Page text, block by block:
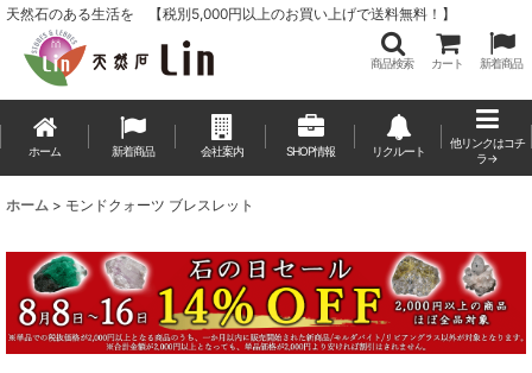
天然石のある生活を 【税別5,000円以上のお買い上げで送料無料！】
商品検索 カート 新着商品
ホーム 新着商品 会社案内 SHOP情報 リクルート
他リンクはコチ
ラ→
ホーム > モンドクォーツ ブレスレット